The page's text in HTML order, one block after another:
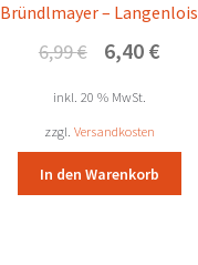
Bründlmayer – Langenlois
6,99€
Ursprünglicher
Preis
war:
6,40 €
inkl. 20 % MwSt.
zzgl. Versandkosten
In den Warenkorb